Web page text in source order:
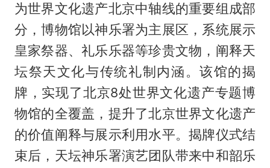
为世界文化遗产北京中轴线的重要组成部
分，博物馆以神乐署为主展区，系统展示
皇家祭器、礼乐乐器等珍贵文物，阐释天
坛祭天文化与传统礼制内涵。该馆的揭
牌，实现了北京8处世界文化遗产专题博
物馆的全覆盖，提升了北京世界文化遗产
的价值阐释与展示利用水平。揭牌仪式结
束后，天坛神乐署演艺团队带来中和韶乐